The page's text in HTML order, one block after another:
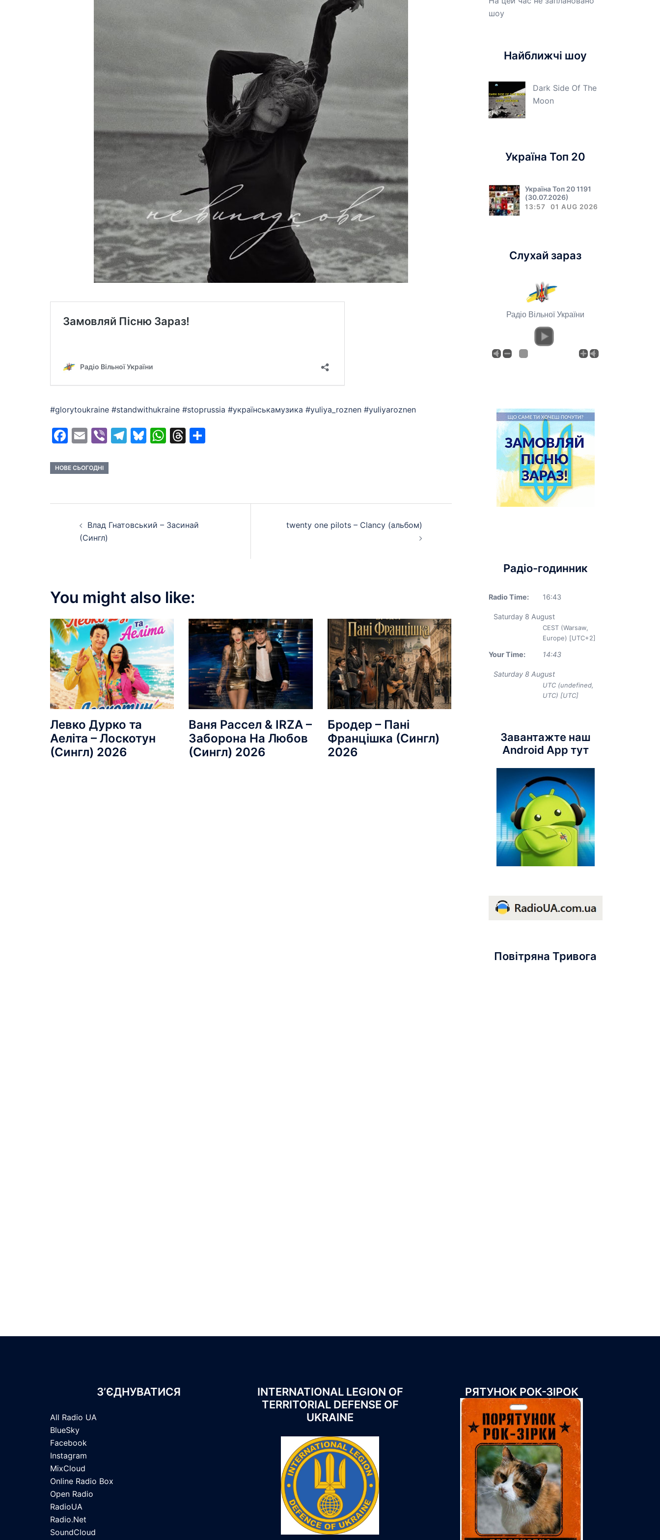
#glorytoukraine #standwithukraine #stoprussia #українськамузика #yuliya_roznen #yuliyaroznen
Facebook
EmailViberTelegram
Bluesky
WhatsApp
Threads
НОВЕ СЬОГОДНІ
navigation
Влад Гнатовський – Засинай
(Сингл)
twenty one pilots – Clancy (альбом)
You might also like:
Левко Дурко та
Аеліта – Лоскотун
(Сингл) 2026
Ваня Рассел & IRZA –
Заборона На Любов
(Сингл) 2026
Бродер – Пані
Францішка (Сингл)
2026
шоу
Найближчі шоу
Dark Side Of The
Moon
Україна Топ 20
Україна Топ 20 1191
(30.07.2026)
13:57 01 AUG 2026
Слухай зараз
Радіо Вільної України
Радіо-годинник
Radio Time: 16:43
Saturday 8 August
CEST (Warsaw,
Europe) [UTC+2]
Your Time: 14:43
Saturday 8 August
UTC (undefined,
UTC) [UTC]
Завантажте наш
Android App тут
Повітряна Тривога
З’ЄДНУВАТИСЯ
All Radio UA
BlueSky
Facebook
Instagram
MixCloud
Online Radio Box
Open Radio
RadioUA
Radio.Net
SoundCloud
INTERNATIONAL LEGION OF
TERRITORIAL DEFENSE OF
UKRAINE
РЯТУНОК РОК-ЗІРОК